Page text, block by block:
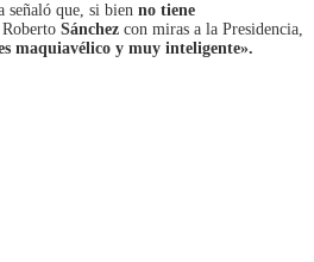
señaló que, si bien no tiene
Sánchez con miras a la Presidencia,
maquiavélico y muy inteligente».